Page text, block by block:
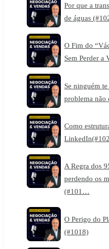
Por que a
de águas
O Fim do
Sem Perder a
Se ninguém
problema
Como
A Regra dos
perdendo os
(#101…
O Perigo do
(#1018)